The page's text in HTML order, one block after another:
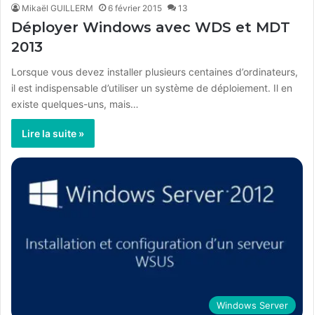
Mikaël GUILLERM 6 février 2015 13
Déployer Windows avec WDS et MDT
2013
Lorsque vous devez installer plusieurs centaines d’ordinateurs,
il est indispensable d’utiliser un système de déploiement. Il en
existe quelques-uns, mais…
Lire la suite »
Windows Server